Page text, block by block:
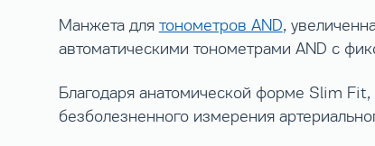
Манжета для тонометров AND,
автоматическими тонометрами AND с
Благодаря анатомической форме Slim
безболезненного измерения